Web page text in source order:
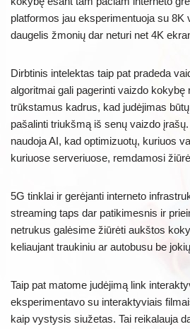
platformos jau eksperimentuoja su 8K
daugelis žmonių dar neturi net 4K
Dirbtinis intelektas taip pat pradeda
algoritmai gali pagerinti vaizdo kokybę
trūkstamus kadrus, kad judėjimas
pašalinti triukšmą iš senų vaizdo
naudoja AI, kad optimizuotų, kuriuos
kuriuose serveriuose, remdamosi
5G tinklai ir gerėjanti interneto
streaming taps dar patikimesnis ir
netrukus galėsime žiūrėti aukštos
keliaujant traukiniu ar autobusu be
Taip pat matome judėjimą link
eksperimentavo su interaktyviais
kaip vystysis siužetas. Tai reikalauja